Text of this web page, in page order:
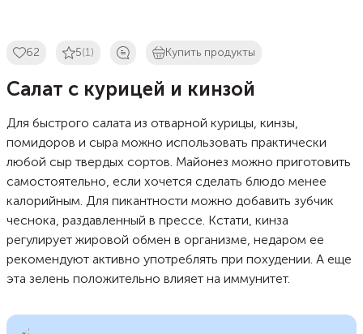
62 5(1) Купить продукты
Салат с курицей и кинзой
Для быстрого салата из отварной курицы, кинзы,
помидоров и сыра можно использовать практически
любой сыр твердых сортов. Майонез можно приготовить
самостоятельно, если хочется сделать блюдо менее
калорийным. Для пикантности можно добавить зубчик
чеснока, раздавленный в прессе. Кстати, кинза
регулирует жировой обмен в организме, недаром ее
рекомендуют активно употреблять при похудении. А еще
эта зелень положительно влияет на иммунитет.